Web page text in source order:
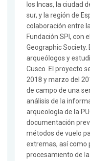
los Incas, la ciudad
sur, y la región de
colaboración entre la
Fundación SPI, con
Geographic
arqueólogos y
Cusco. El proyecto
2018 y marzo del
de campo de una
análisis de la
arqueología de la
documentación
métodos de vuelo
extremas, así como
procesamiento de